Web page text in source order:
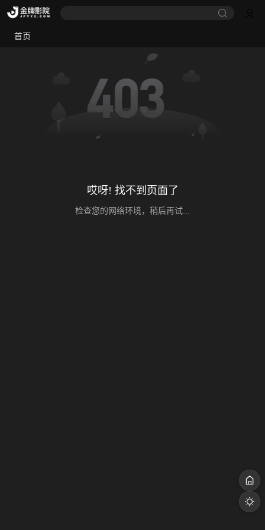
首页
哎呀! 找不到页面了
检查您的网络环境，稍后再试...